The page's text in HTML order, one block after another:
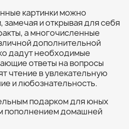
картинки можно
замечая и открывая для себя
а многочисленные
дополнительной
дадут необходимые
ответы на вопросы
чтение в увлекательную
и любознательность.
подарком для юных
пополнением домашней